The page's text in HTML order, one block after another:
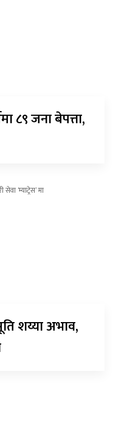
८९ जना बेपत्ता,
शय्या अभाव,